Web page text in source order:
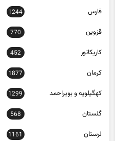
فارس 1244
قزوین 770
کاریکاتور 452
کرمان 1877
کهگیلویه و بویراحمد 1299
گلستان 568
لرستان 1161